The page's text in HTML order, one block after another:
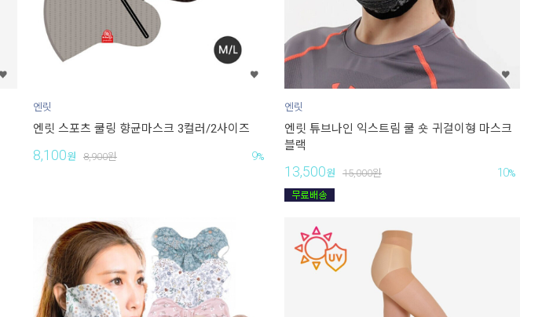
엔릿
엔릿 스포츠 쿨링 향균마스크 3컬러/2사이즈
8,100원 8,900원 9%
엔릿
엔릿 튜브나인 익스트림 쿨 숏 귀걸이형 마스크
블랙
13,500원 15,000원 10%